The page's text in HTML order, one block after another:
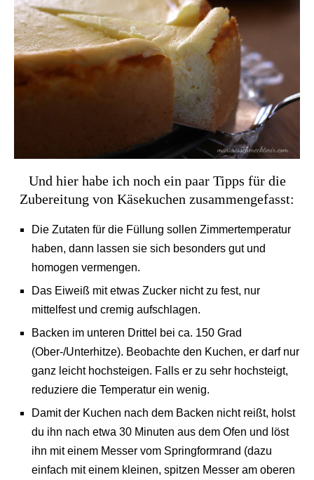
Und hier habe ich noch ein paar Tipps für die
Zubereitung von Käsekuchen zusammengefasst:
Die Zutaten für die Füllung sollen Zimmertemperatur
haben, dann lassen sie sich besonders gut und
homogen vermengen.
Das Eiweiß mit etwas Zucker nicht zu fest, nur
mittelfest und cremig aufschlagen.
Backen im unteren Drittel bei ca. 150 Grad
(Ober-/Unterhitze). Beobachte den Kuchen, er darf nur
ganz leicht hochsteigen. Falls er zu sehr hochsteigt,
reduziere die Temperatur ein wenig.
Damit der Kuchen nach dem Backen nicht reißt, holst
du ihn nach etwa 30 Minuten aus dem Ofen und löst
ihn mit einem Messer vom Springformrand (dazu
einfach mit einem kleinen, spitzen Messer am oberen